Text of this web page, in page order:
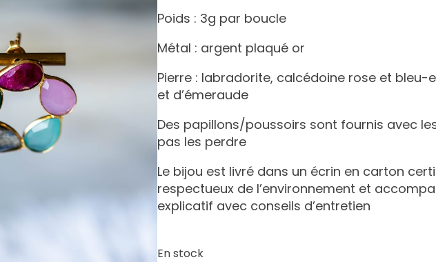
Poids : 3g par boucle
Métal : argent plaqué or
Pierre : labradorite, calcédoine rose et bleu-
et d’émeraude
Des papillons/poussoirs sont fournis avec
pas les perdre
Le bijou est livré dans un écrin en carton
respectueux de l’environnement et
explicatif avec conseils d’entretien
En stock